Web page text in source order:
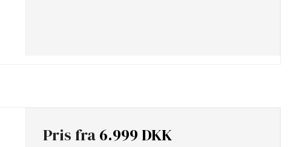
Pris fra6.999 DKK